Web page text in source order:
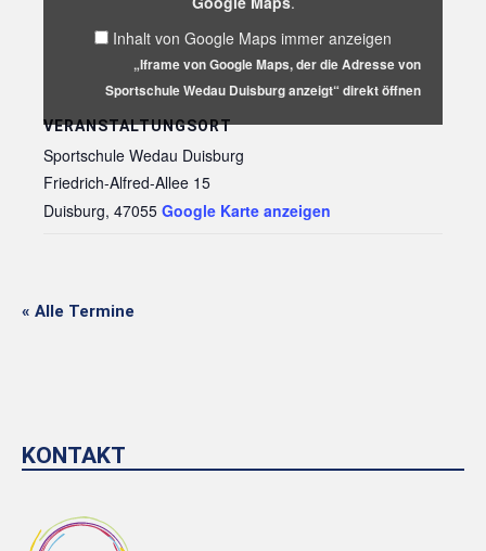
VERANSTALTUNGSORT
Sportschule Wedau Duisburg
Friedrich-Alfred-Allee 15
Duisburg, 47055 Google Karte anzeigen
Duisburg
anzeigt“
anzeigen
Inhalt von Google Maps immer anzeigen
„Iframe von Google Maps, der die Adresse von
Sportschule Wedau Duisburg anzeigt“ direkt öffnen
« Alle Termine
KONTAKT